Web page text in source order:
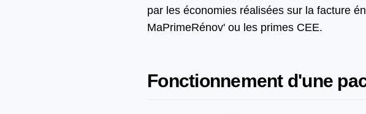
par les économies réalisées sur la facture
MaPrimeRénov' ou les primes CEE.
Fonctionnement d'une